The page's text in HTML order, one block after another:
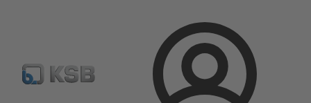
Aanmelding
Configure Product KSB Select Standaard stuklijsten